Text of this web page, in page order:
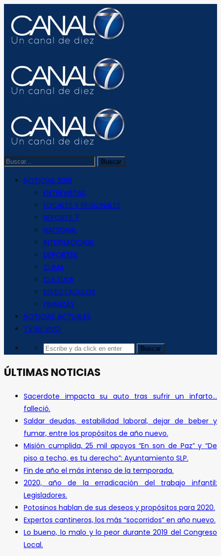
NOTICIAS 2019
ENTREVISTAS
LOCALES Y REGIONALES
REPORTE 7
NACIONAL
INTERNACIONAL
DEPORTES
CLIMA
CULTURA
ESPECTACULOS
FINANZAS
NOTICIAS ACTUALES
TV EN VIVO
ÚLTIMAS NOTICIAS
Sacerdote impacta su auto tras sufrir un infarto…
falleció.
Saldar deudas, estabilidad laboral, dejar de beber y
fumar, entre los propósitos de año nuevo.
Misión cumplida, 25 mil apoyos “En son de Paz” y “De
piso a techo, es tu derecho”: Ayuntamiento SLP.
Fin de año el más intenso de la temporada.
2020, año de la erradicación del trabajo infantil:
Legisladores.
Potosinos hablan de sus deseos y propósitos para 2020.
Expertos cantineros, los más “socorridos” en año nuevo.
Lo bueno, lo malo y lo peor durante 2019 del Congreso
Local.